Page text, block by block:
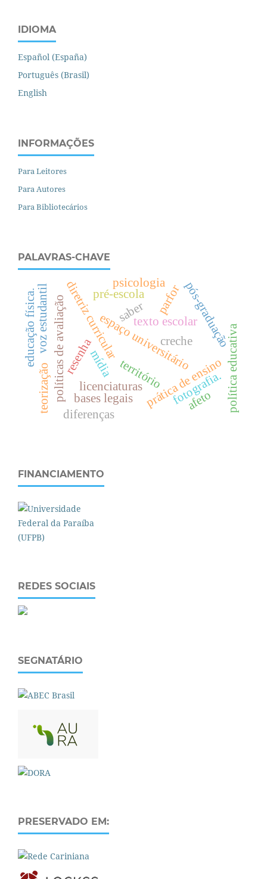
IDIOMA
Español (España)
Português (Brasil)
English
INFORMAÇÕES
Para Leitores
Para Autores
Para Bibliotecários
PALAVRAS-CHAVE
resenha território
diretriz curricular
prática de ensino
texto escolar
políticas de avaliação espaço universitáriopós-graduação
saber
política educativa
mídia
licenciaturas
parfor
voz estudantil
e
d
u
c
a
ç
ã
o
f
í
s
i
c
a
. pré-escola
creche
bases legais
psicologia
fotografia.
teorização
diferenças
afeto
FINANCIAMENTO
REDES SOCIAIS
SEGNATÁRIO
PRESERVADO EM: